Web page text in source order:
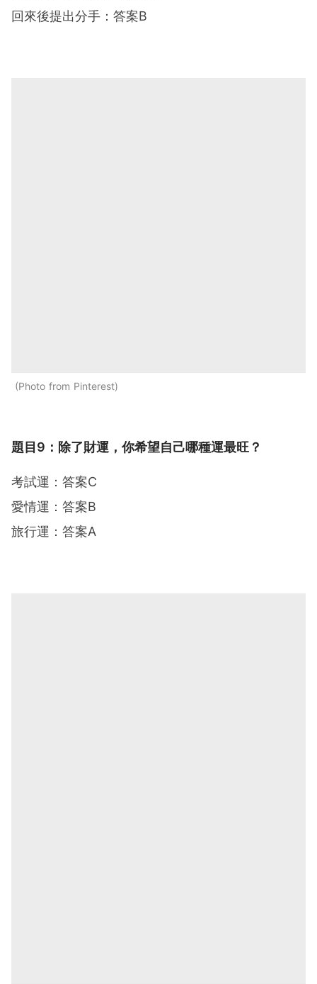
回來後提出分手：答案B
Photo from Pinterest
題目9：除了財運，你希望自己哪種運最旺？
考試運：答案C
愛情運：答案B
旅行運：答案A